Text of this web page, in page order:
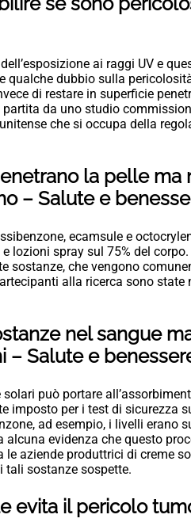
ai raggi UV e
qualche dubbio sulla
di restare in superficie
da uno studio
che si occupa della
la pelle ma
– Salute e
ecamsule e
lozioni spray sul 75% del
sostanze, che vengono
alla ricerca sono state
nel sangue
– Salute e
può portare
imposto per i test di sicurezza
ad esempio, i livelli erano
evidenza che questo
aziende produttrici di creme
tali sostanze sospette.
evita il pericolo